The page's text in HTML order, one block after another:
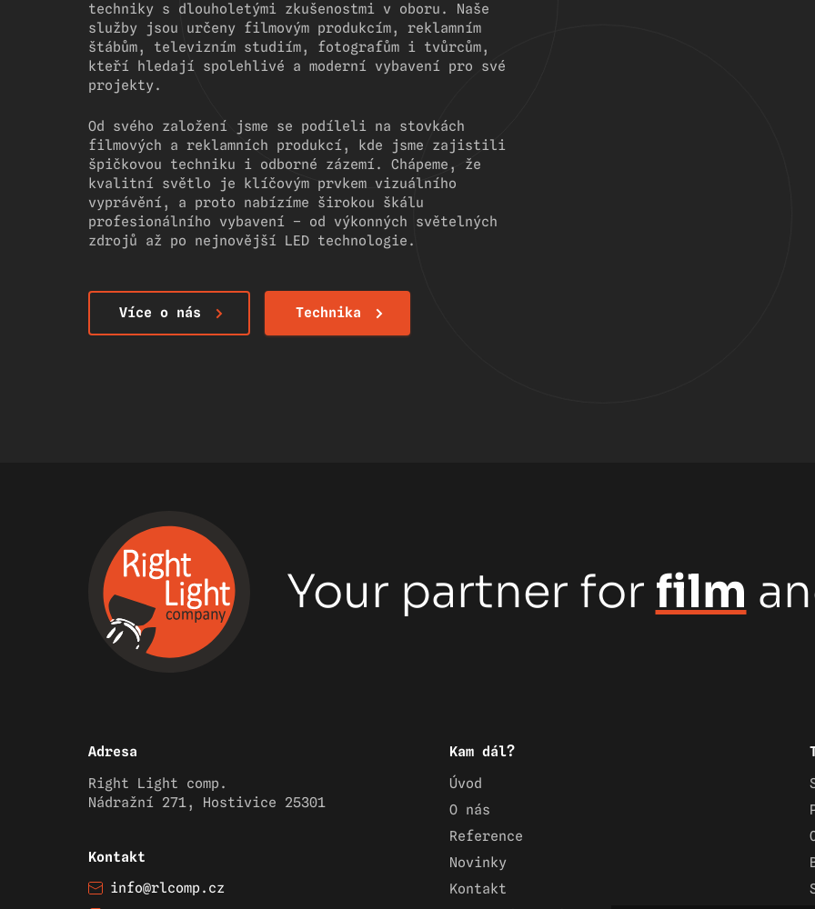
techniky s dlouholetými zkušenostmi v oboru. Naše
služby jsou určeny filmovým produkcím, reklamním
štábům, televizním studiím, fotografům i tvůrcům,
kteří hledají spolehlivé a moderní vybavení pro své
projekty.
Od svého založení jsme se podíleli na stovkách
filmových a reklamních produkcí, kde jsme zajistili
špičkovou techniku i odborné zázemí. Chápeme, že
kvalitní světlo je klíčovým prvkem vizuálního
vyprávění, a proto nabízíme širokou škálu
profesionálního vybavení – od výkonných světelných
zdrojů až po nejnovější LED technologie.
Více o nás Technika
Your partner for film
Adresa
Right Light comp.
Nádražní 271, Hostivice 25301
Kontakt
info@rlcomp.cz
Kam dál?
Úvod
O nás
Reference
Novinky
Kontakt